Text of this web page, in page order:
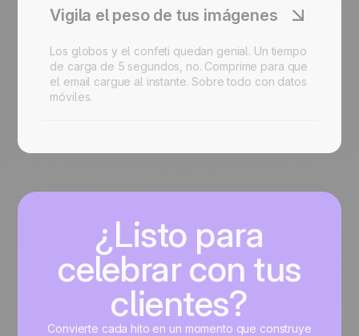
Vigila el peso de tus imágenes
Los globos y el confeti quedan genial. Un tiempo
de carga de 5 segundos, no. Comprime para que
el email cargue al instante. Sobre todo con datos
móviles.
¿Listo para
celebrar con tus
clientes?
Convierte cada hito en un momento que construye